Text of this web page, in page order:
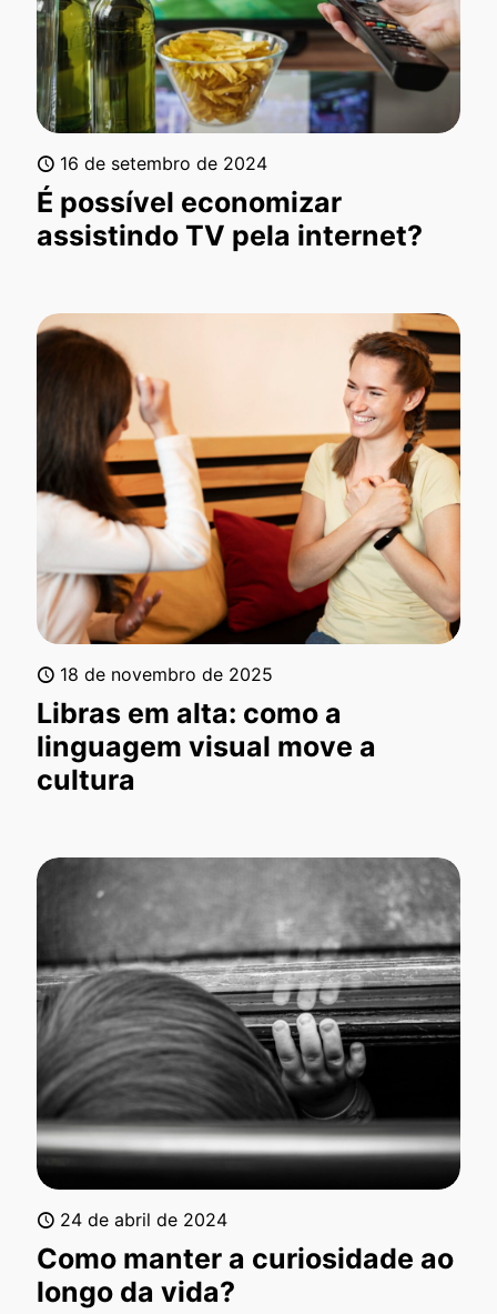
16 de setembro de 2024
É possível economizar
assistindo TV pela internet?
18 de novembro de 2025
Libras em alta: como a
linguagem visual move a
cultura
24 de abril de 2024
Como manter a curiosidade ao
longo da vida?